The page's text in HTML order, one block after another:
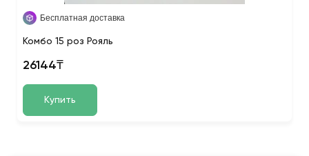
Бесплатная доставка
Комбо 15 роз Рояль
26144₸
Купить